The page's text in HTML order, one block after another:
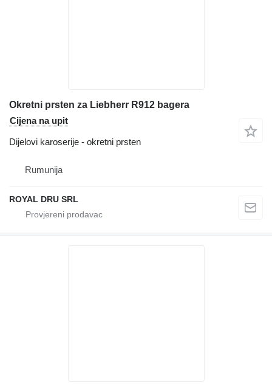
Okretni prsten za Liebherr R912 bagera
Cijena na upit
Dijelovi karoserije - okretni prsten
Rumunija
ROYAL DRU SRL